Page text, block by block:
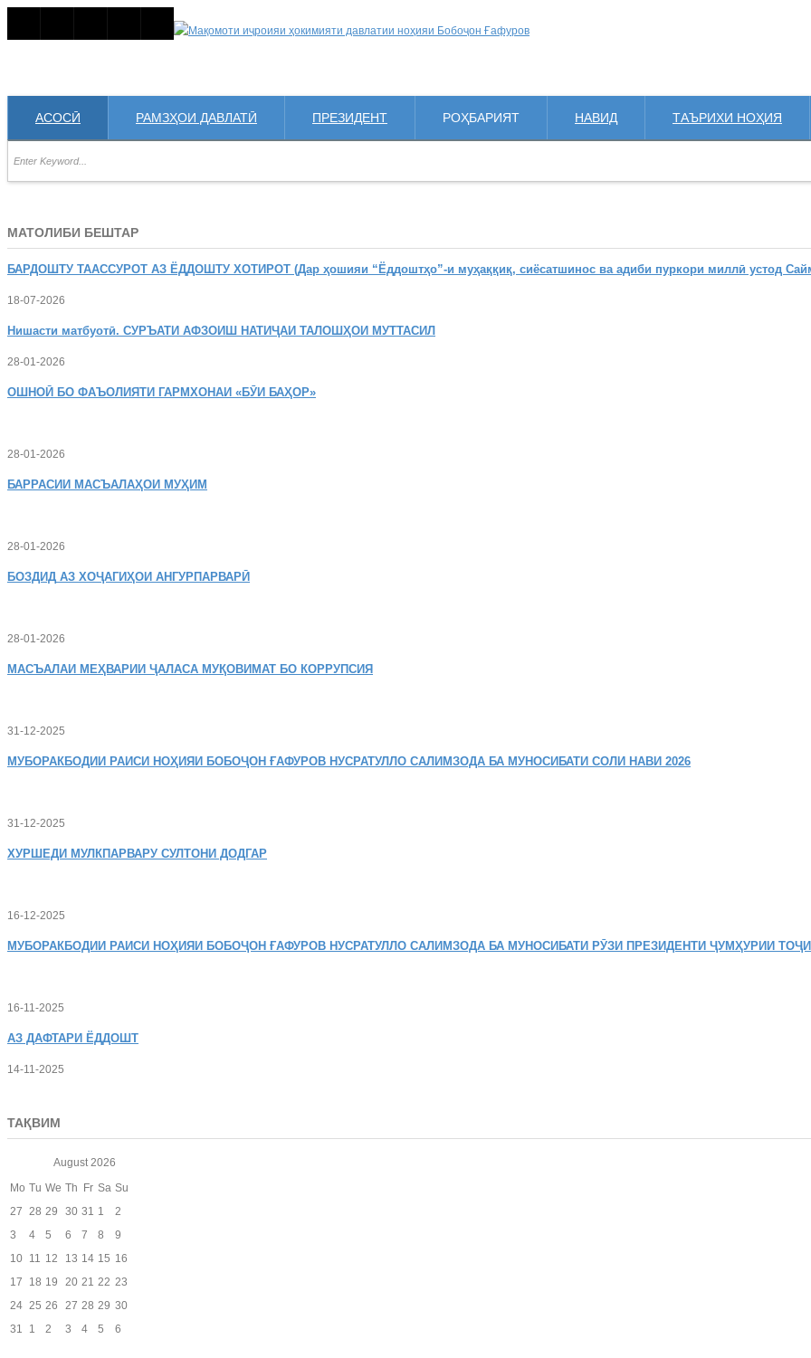
АСОСӢ РАМЗҲОИ ДАВЛАТӢ ПРЕЗИДЕНТ РОҲБАРИЯТ НАВИД ТАЪРИХИ НОҲИЯ
МАТОЛИБИ БЕШТАР
БАРДОШТУ ТААССУРОТ АЗ ЁДДОШТУ ХОТИРОТ (Дар ҳошияи “Ёддоштҳо”-и муҳаққиқ, сиёсатшинос ва адиби пуркори миллӣ устод
18-07-2026
Нишасти матбуотӣ. СУРЪАТИ АФЗОИШ НАТИҶАИ ТАЛОШҲОИ МУТТАСИЛ
28-01-2026
ОШНОӢ БО ФАЪОЛИЯТИ ГАРМХОНАИ «БӮИ БАҲОР»
28-01-2026
БАРРАСИИ МАСЪАЛАҲОИ МУҲИМ
28-01-2026
БОЗДИД АЗ ХОҶАГИҲОИ АНГУРПАРВАРӢ
28-01-2026
МАСЪАЛАИ МЕҲВАРИИ ҶАЛАСА МУҚОВИМАТ БО КОРРУПСИЯ
31-12-2025
МУБОРАКБОДИИ РАИСИ НОҲИЯИ БОБОҶОН ҒАФУРОВ НУСРАТУЛЛО САЛИМЗОДА БА МУНОСИБАТИ СОЛИ НАВИ 2026
31-12-2025
ХУРШЕДИ МУЛКПАРВАРУ СУЛТОНИ ДОДГАР
16-12-2025
МУБОРАКБОДИИ РАИСИ НОҲИЯИ БОБОҶОН ҒАФУРОВ НУСРАТУЛЛО САЛИМЗОДА БА МУНОСИБАТИ РӮЗИ ПРЕЗИДЕНТИ ҶУМҲУРИИ
16-11-2025
АЗ ДАФТАРИ ЁДДОШТ
14-11-2025
ТАҚВИМ
August 2026
Mo Tu We Th Fr Sa Su
27 28 29 30 31 1
2
3
4 5 6 7 8
9
10 11 12 13 14 15 16
17
18 19 20 21 22 23
24 25 26 27 28 29 30
31
1 2 3 4 5 6